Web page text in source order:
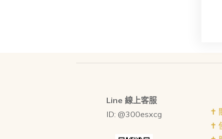
Line 線上客服
ID: @300esxcg
✝︎
✝︎